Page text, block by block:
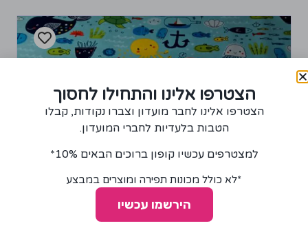
הצטרפו אלינו והתחילו לחסוך
הצטרפו אלינו לחבר מועדון וצברו נקודות, קבלו
הטבות בלעדיות לחברי המועדון.
למצטרפים עכשיו קופון ברוכים הבאים 10%*
*לא כולל מכונות תפירה ומוצרים במבצע
הירשמו עכשיו